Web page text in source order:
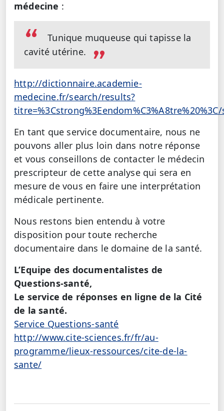
médecine :
Tunique muqueuse qui tapisse la
cavité utérine.
http://dictionnaire.academie-
medecine.fr/search/results?
En tant que service documentaire, nous ne
pouvons aller plus loin dans notre réponse
et vous conseillons de contacter le médecin
prescripteur de cette analyse qui sera en
mesure de vous en faire une interprétation
médicale pertinente.
Nous restons bien entendu à votre
disposition pour toute recherche
documentaire dans le domaine de la santé.
L’Equipe des documentalistes de
Questions-santé,
Le service de réponses en ligne de la Cité
de la santé.
Service Questions-santé
http://www.cite-sciences.fr/fr/au-
programme/lieux-ressources/cite-de-la-
sante/